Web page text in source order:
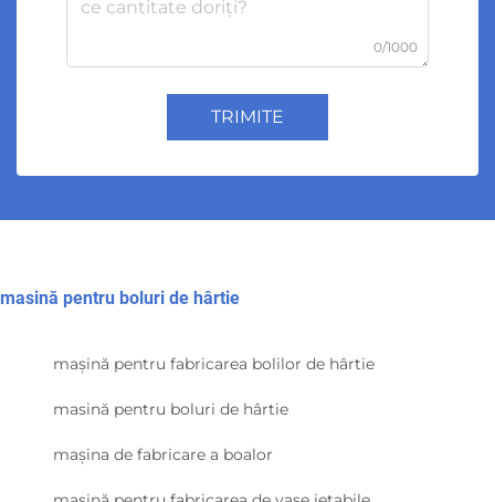
0/1000
TRIMITE
masină pentru boluri de hârtie
mașină pentru fabricarea bolilor de hârtie
masină pentru boluri de hârtie
mașina de fabricare a boalor